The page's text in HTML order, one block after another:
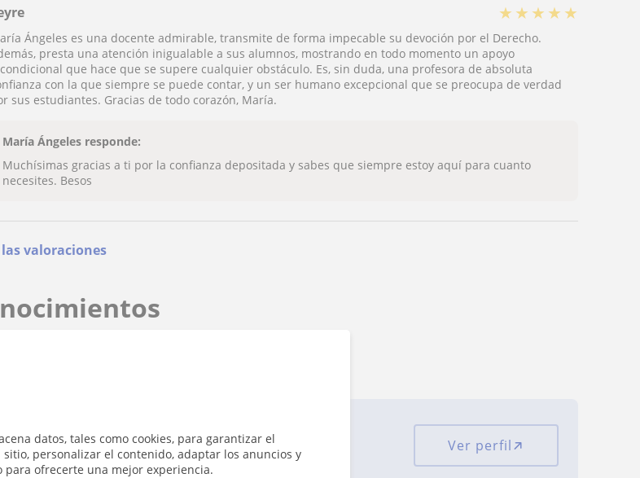
datos, tales como cookies, para garantizar el
personalizar el contenido, adaptar los anuncios y
para ofrecerte una mejor experiencia.
★ ★ ★ ★ ★
Ángeles es una docente admirable, transmite de forma impecable su devoción por el Derecho.
presta una atención inigualable a sus alumnos, mostrando en todo momento un apoyo
que hace que se supere cualquier obstáculo. Es, sin duda, una profesora de absoluta
con la que siempre se puede contar, y un ser humano excepcional que se preocupa de verdad
sus estudiantes. Gracias de todo corazón, María.
María Ángeles responde:
Muchísimas gracias a ti por la confianza depositada y sabes que siempre estoy aquí para cuanto
necesites. Besos
valoraciones
¿Quieres saber más de María Ángeles?
Datos verificados★★★★★66 valoraciones Ver perfil